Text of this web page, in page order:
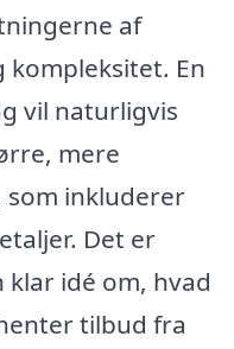
af
En
vil naturligvis
mere
inkluderer
Det er
idé om, hvad
tilbud fra